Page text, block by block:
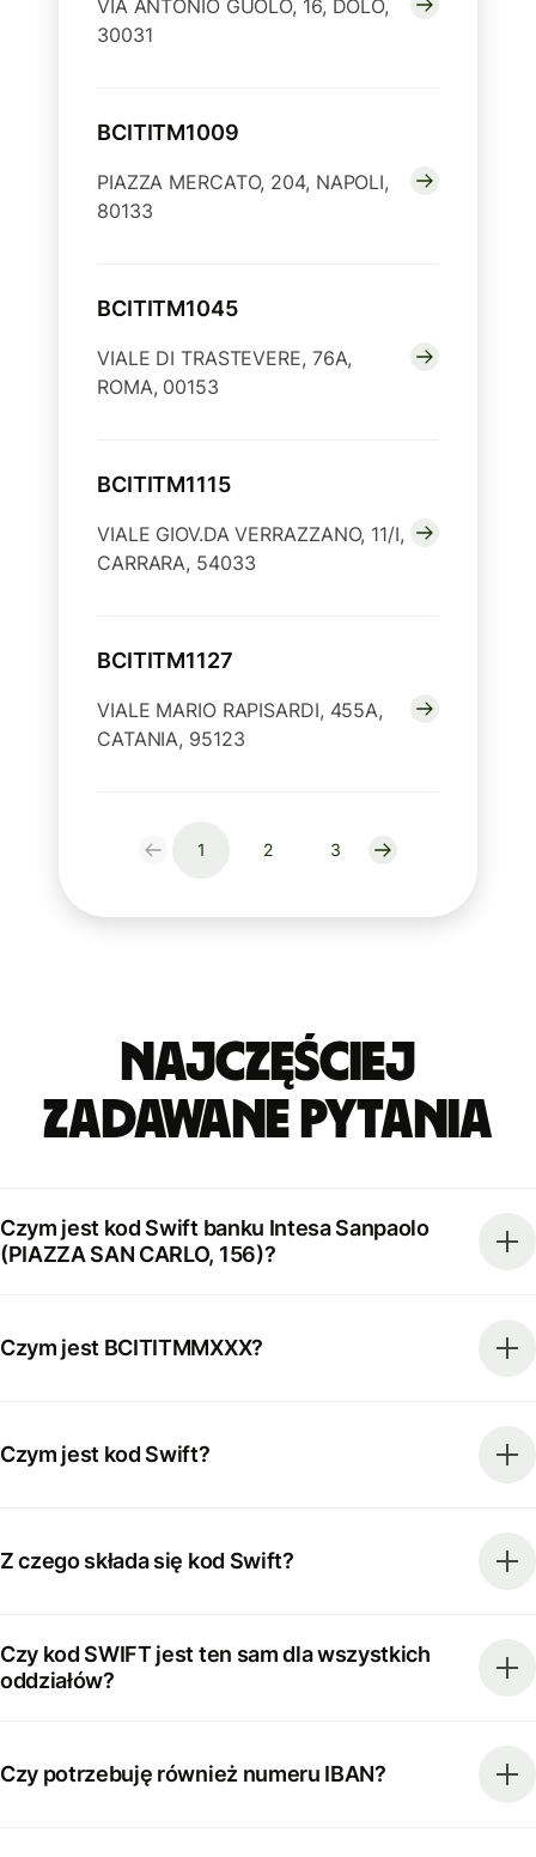
VIA ANTONIO GUOLO, 16, DOLO,
30031
BCITITM1009
PIAZZA MERCATO, 204, NAPOLI,
80133
BCITITM1045
VIALE DI TRASTEVERE, 76A,
ROMA, 00153
BCITITM1115
VIALE GIOV.DA VERRAZZANO, 11/I,
CARRARA, 54033
BCITITM1127
VIALE MARIO RAPISARDI, 455A,
CATANIA, 95123
1 2 3
Najczęściej
zadawane pytania
Czym jest kod Swift banku Intesa Sanpaolo
(PIAZZA SAN CARLO, 156)?
Czym jest BCITITMMXXX?
Czym jest kod Swift?
Z czego składa się kod Swift?
Czy kod SWIFT jest ten sam dla wszystkich
oddziałów?
Czy potrzebuję również numeru IBAN?